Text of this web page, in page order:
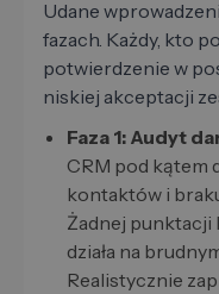
Udane
fazach. Każdy, kto
potwierdzenie w
niskiej akceptacji
Faza 1: Audyt
CRM pod kątem
kontaktów i
Żadnej punktacji
działa na
Realistycznie